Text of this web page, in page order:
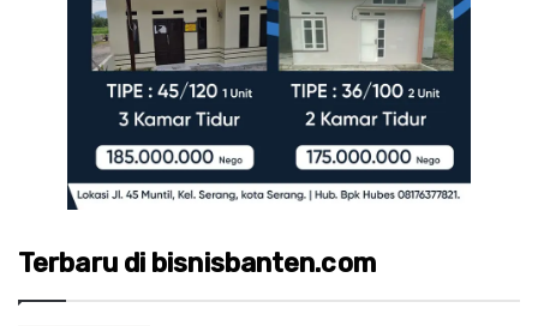
Terbaru di bisnisbanten.com